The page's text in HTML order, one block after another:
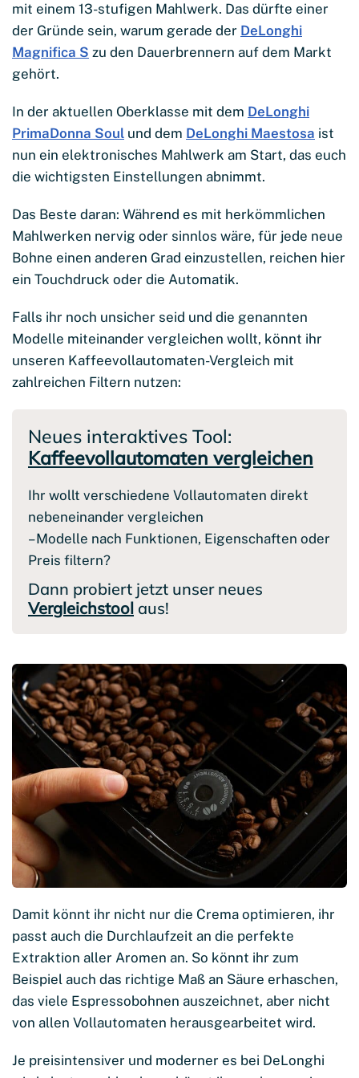
mit einem 13-stufigen Mahlwerk. Das dürfte einer
der Gründe sein, warum gerade der DeLonghi
Magnifica S zu den Dauerbrennern auf dem Markt
gehört.
In der aktuellen Oberklasse mit dem DeLonghi
PrimaDonna Soul und dem DeLonghi Maestosa ist
nun ein elektronisches Mahlwerk am Start, das euch
die wichtigsten Einstellungen abnimmt.
Das Beste daran: Während es mit herkömmlichen
Mahlwerken nervig oder sinnlos wäre, für jede neue
Bohne einen anderen Grad einzustellen, reichen hier
ein Touchdruck oder die Automatik.
Falls ihr noch unsicher seid und die genannten
Modelle miteinander vergleichen wollt, könnt ihr
unseren Kaffeevollautomaten-Vergleich mit
zahlreichen Filtern nutzen:
Neues interaktives Tool:
Kaffeevollautomaten vergleichen
Ihr wollt verschiedene Vollautomaten direkt
nebeneinander vergleichen
– Modelle nach Funktionen, Eigenschaften oder
Preis filtern?
Dann probiert jetzt unser neues
Vergleichstool aus!
Damit könnt ihr nicht nur die Crema optimieren, ihr
passt auch die Durchlaufzeit an die perfekte
Extraktion aller Aromen an. So könnt ihr zum
Beispiel auch das richtige Maß an Säure erhaschen,
das viele Espressobohnen auszeichnet, aber nicht
von allen Vollautomaten herausgearbeitet wird.
Je preisintensiver und moderner es bei DeLonghi